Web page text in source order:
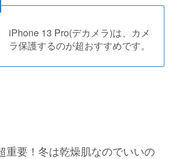
iPhone 13 Pro(デカメラ)は、カメ
ラ保護するのが超おすすめです。
重要！冬は乾燥肌なのでいいの